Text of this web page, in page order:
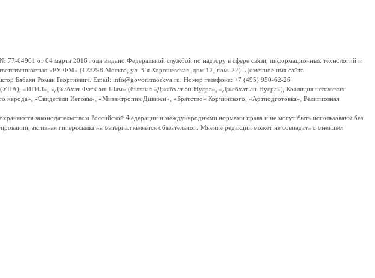
64961 от 04 марта 2016 года выдано Федеральной службой по надзору в сфере связи, информационных технологий и
«РУ ФМ» (123298 Москва, ул. 3-я Хорошевская, дом 12, пом. 22). Доменное имя сайта
Бабаян Роман Георгиевич. Email: info@govoritmoskva.ru. Номер телефона: +7 (495) 950-62-26
(УПА), «ИГИЛ», «Джабхат Фатх аш-Шам» (бывшая «Джабхат ан-Нусра», «Джебхат ан-Нусра»), Коалиция исламских
«Свидетели Иеговы», «Мизантропик Дивижн», «Братство» Корчинского, «Артподготовка», Религиозная
законодательством Российской Федерации и международными нормами права и не могут быть использованы без
активная гиперссылка на материал является обязательной. Мнение редакции может не совпадать с мнением